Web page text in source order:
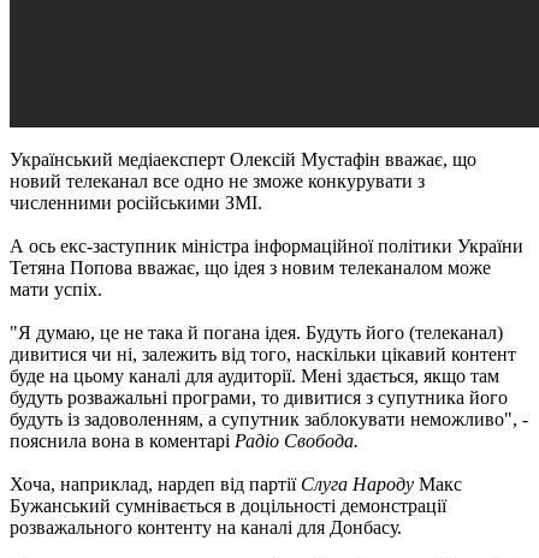
Український медіаексперт Олексій Мустафін вважає, що
новий телеканал все одно не зможе конкурувати з
численними російськими ЗМІ.
А ось екс-заступник міністра інформаційної політики України
Тетяна Попова вважає, що ідея з новим телеканалом може
мати успіх.
"Я думаю, це не така й погана ідея. Будуть його (телеканал)
дивитися чи ні, залежить від того, наскільки цікавий контент
буде на цьому каналі для аудиторії. Мені здається, якщо там
будуть розважальні програми, то дивитися з супутника його
будуть із задоволенням, а супутник заблокувати неможливо", -
пояснила вона в коментарі Радіо Свобода.
Хоча, наприклад, нардеп від партії Слуга Народу Макс
Бужанський сумнівається в доцільності демонстрації
розважального контенту на каналі для Донбасу.